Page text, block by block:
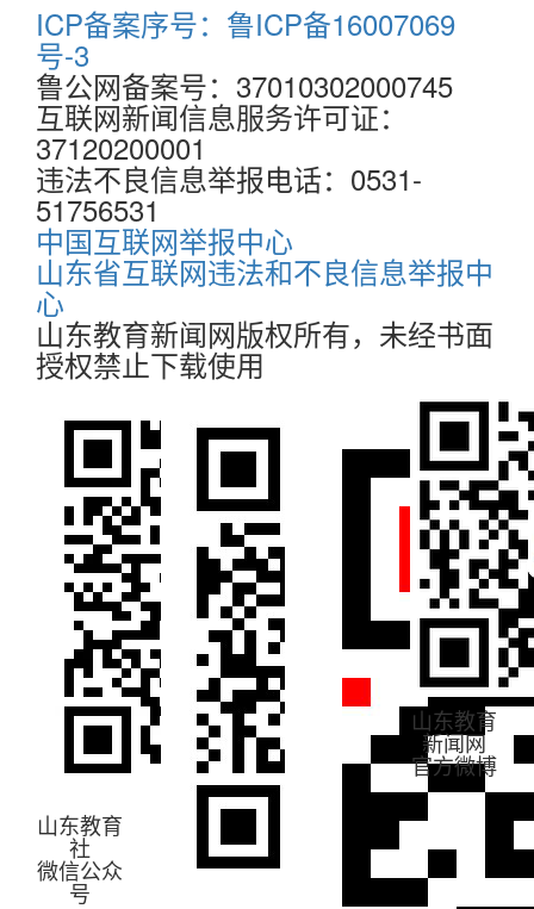
ICP备案序号：鲁ICP备16007069
号-3
鲁公网备案号：37010302000745
互联网新闻信息服务许可证：
37120200001
违法不良信息举报电话：0531-
51756531
中国互联网举报中心
山东省互联网违法和不良信息举报中
心
山东教育新闻网版权所有，未经书面
授权禁止下载使用
山东教育
社
微信公众
号
山东教育
新闻网
官方微博